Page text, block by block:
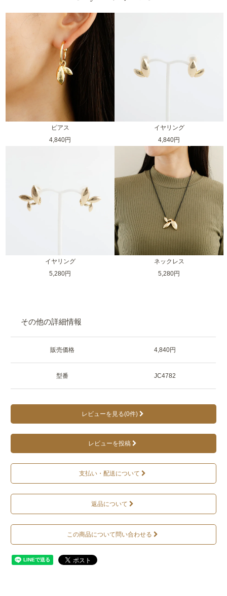
ピアス
4,840円
イヤリング
4,840円
イヤリング
5,280円
ネックレス
5,280円
その他の詳細情報
販売価格 4,840円
型番 JC4782
レビューを見る(0件)
レビューを投稿
支払い・配送について
返品について
この商品について問い合わせる